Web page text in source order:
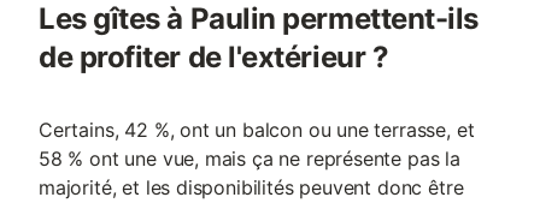
Les gîtes à Paulin permettent-ils
de profiter de l'extérieur ?
Certains, 42 %, ont un balcon ou une terrasse, et
58 % ont une vue, mais ça ne représente pas la
majorité, et les disponibilités peuvent donc être